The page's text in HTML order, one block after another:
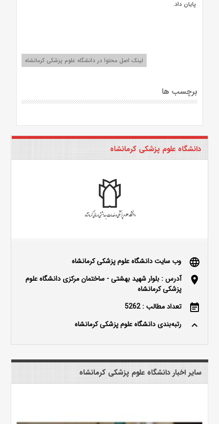
پایان داد.
لینک اصل محتوا در دانشگاه علوم پزشکی کرمانشاه
برچسب ها
دانشگاه علوم پزشکی کرمانشاه
language وب سایت دانشگاه علوم پزشکی کرمانشاه
location_on
آدرس : بلوار شهید بهشتی - ساختمان مرکزی دانشگاه علوم
پزشکی کرمانشاه
event_note تعداد مطالب : 5262
keyboard_arrow_up رتبه‌بندی دانشگاه علوم پزشکی کرمانشاه
سایر اخبار دانشگاه علوم پزشکی کرمانشاه